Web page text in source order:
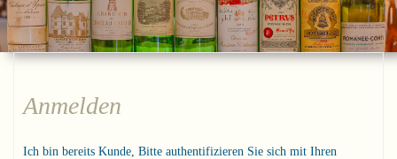
Anmelden
Ich bin bereits Kunde, Bitte authentifizieren Sie sich mit Ihren